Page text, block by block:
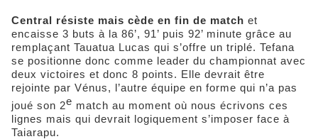
Central résiste mais cède en fin de match et
encaisse 3 buts à la 86’, 91’ puis 92’ minute grâce au
remplaçant Tauatua Lucas qui s’offre un triplé. Tefana
se positionne donc comme leader du championnat avec
deux victoires et donc 8 points. Elle devrait être
rejointe par Vénus, l’autre équipe en forme qui n’a pas
joué son 2e match au moment où nous écrivons ces
lignes mais qui devrait logiquement s’imposer face à
Taiarapu.